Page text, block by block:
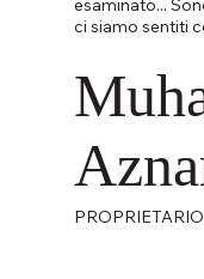
esaminato...
ci siamo sentiti
PROPRIETARIO